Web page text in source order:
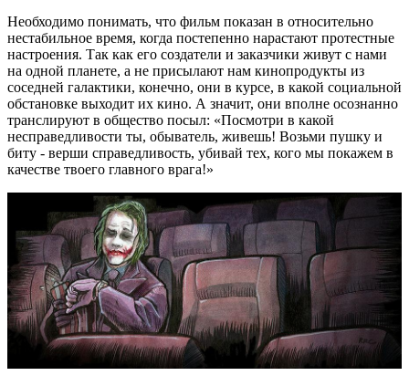
Необходимо понимать, что фильм показан в относительно
нестабильное время, когда постепенно нарастают протестные
настроения. Так как его создатели и заказчики живут с нами
на одной планете, а не присылают нам кинопродукты из
соседней галактики, конечно, они в курсе, в какой социальной
обстановке выходит их кино. А значит, они вполне осознанно
транслируют в общество посыл: «Посмотри в какой
несправедливости ты, обыватель, живешь! Возьми пушку и
биту - верши справедливость, убивай тех, кого мы покажем в
качестве твоего главного врага!»